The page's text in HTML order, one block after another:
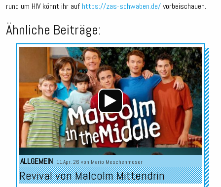
rund um HIV könnt ihr auf https://zas-schwaben.de/vorbeischauen.
Ähnliche Beiträge:
Audio-
Player
ALLGEMEIN 11.Apr. 26 von Mario Meschenmoser
Revival von Malcolm Mittendrin